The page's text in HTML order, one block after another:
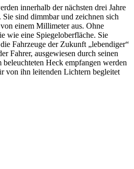
innerhalb der nächsten drei Jahre
sind dimmbar und zeichnen sich
einem Millimeter aus. Ohne
wie eine Spiegeloberfläche. Sie
Fahrzeuge der Zukunft „lebendiger“
Fahrer, ausgewiesen durch seinen
beleuchteten Heck empfangen werden
von ihn leitenden Lichtern begleitet